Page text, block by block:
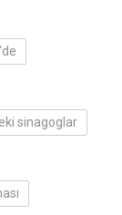
sinagoglar